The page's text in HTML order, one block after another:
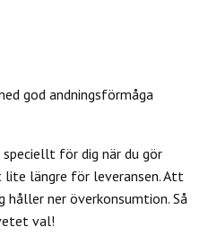
god andningsförmåga
för dig när du gör
längre för leveransen. Att
ner överkonsumtion. Så
val!